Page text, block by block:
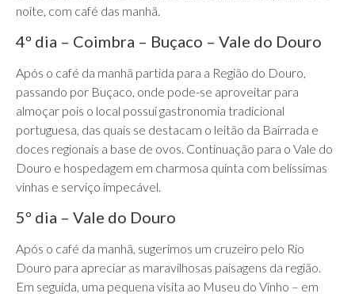
noite, com café das manhã.
4º dia – Coimbra – Buçaco – Vale do Douro
Após o café da manhã partida para a Região do Douro,
passando por Buçaco, onde pode-se aproveitar para
almoçar pois o local possui gastronomia tradicional
portuguesa, das quais se destacam o leitão da Bairrada e
doces regionais a base de ovos. Continuação para o Vale do
Douro e hospedagem em charmosa quinta com belíssimas
vinhas e serviço impecável.
5º dia – Vale do Douro
Após o café da manhã, sugerimos um cruzeiro pelo Rio
Douro para apreciar as maravilhosas paisagens da região.
Em seguida, uma pequena visita ao Museu do Vinho – em